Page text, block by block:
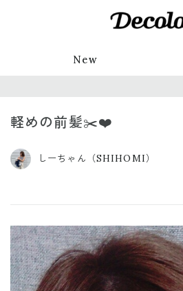
New
軽めの前髪✂️❤️
しーちゃん（SHIHOMI）